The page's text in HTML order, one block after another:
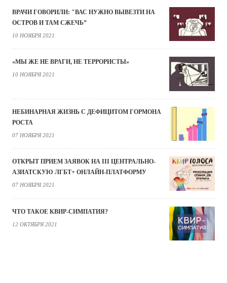
ВРАЧИ ГОВОРИЛИ: "ВАС НУЖНО ВЫВЕЗТИ НА
ОСТРОВ И ТАМ СЖЕЧЬ”
10 НОЯБРЯ 2021
«МЫ ЖЕ НЕ ВРАГИ, НЕ ТЕРРОРИСТЫ»
10 НОЯБРЯ 2021
НЕБИНАРНАЯ ЖИЗНЬ С ДЕФИЦИТОМ ГОРМОНА
РОСТА
07 НОЯБРЯ 2021
ОТКРЫТ ПРИЕМ ЗАЯВОК НА III ЦЕНТРАЛЬНО-
АЗИАТСКУЮ ЛГБТ+ ОНЛАЙН-ПЛАТФОРМУ
07 НОЯБРЯ 2021
ЧТО ТАКОЕ КВИР-СИМПАТИЯ?
12 ОКТЯБРЯ 2021